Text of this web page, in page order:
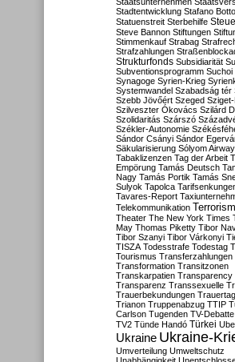
Stadtentwicklung Stafano
Statuenstreit Sterbehilfe
Steve Bannon Stiftungen
Stimmenkauf Strabag
Strafzahlungen
Strukturfonds Subsidiarität
Subventionsprogramm Suchoi
Synagoge Syrien-Krieg
Systemwandel Szabadság tér
Szebb Jövőért Szeged
Szilveszter Ókovács Szilárd
Szolidaritás Szárszó
Székler-Autonomie
Sándor Csányi Sándor
Säkularisierung Sólyom
Tabaklizenzen Tag der Arbeit
Empörung Tamás Deutsch
Nagy Tamás Portik Tamás
Sulyok Tapolca
Tavares-Report
Telekommunikation
Theater The New York Times
May Thomas Piketty Tibor
Tibor Szanyi Tibor Várkonyi
TISZA Todesstrafe Todestag
Tourismus Transferzahlungen
Transformation Transitzonen
Transkarpatien Transparency
Transparenz Transsexuelle
Trauerbekundungen Trauertag
Trianon Truppenabzug TTIP
Carlson Tugenden TV-Debatte
TV2 Tünde Handó Türkei
Ukraine Ukraine-
Umverteilung Umweltschutz